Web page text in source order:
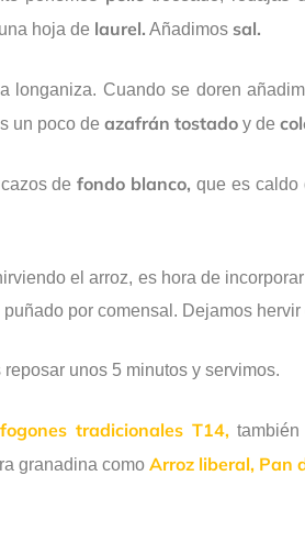
hoja de laurel. Añadimos sal.
longaniza. Cuando se doren
un poco de azafrán tostado y de
cazos defondo blanco, que es caldo
el arroz, es hora de
por comensal. Dejamos
unos 5 minutos y servimos.
tradicionales T14,también
granadina como Arroz liberal, Pan